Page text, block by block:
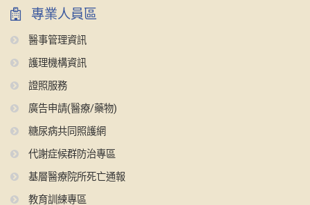
專業人員區
醫事管理資訊
護理機構資訊
證照服務
廣告申請(醫療/藥物)
糖尿病共同照護網
代謝症候群防治專區
基層醫療院所死亡通報
教育訓練專區